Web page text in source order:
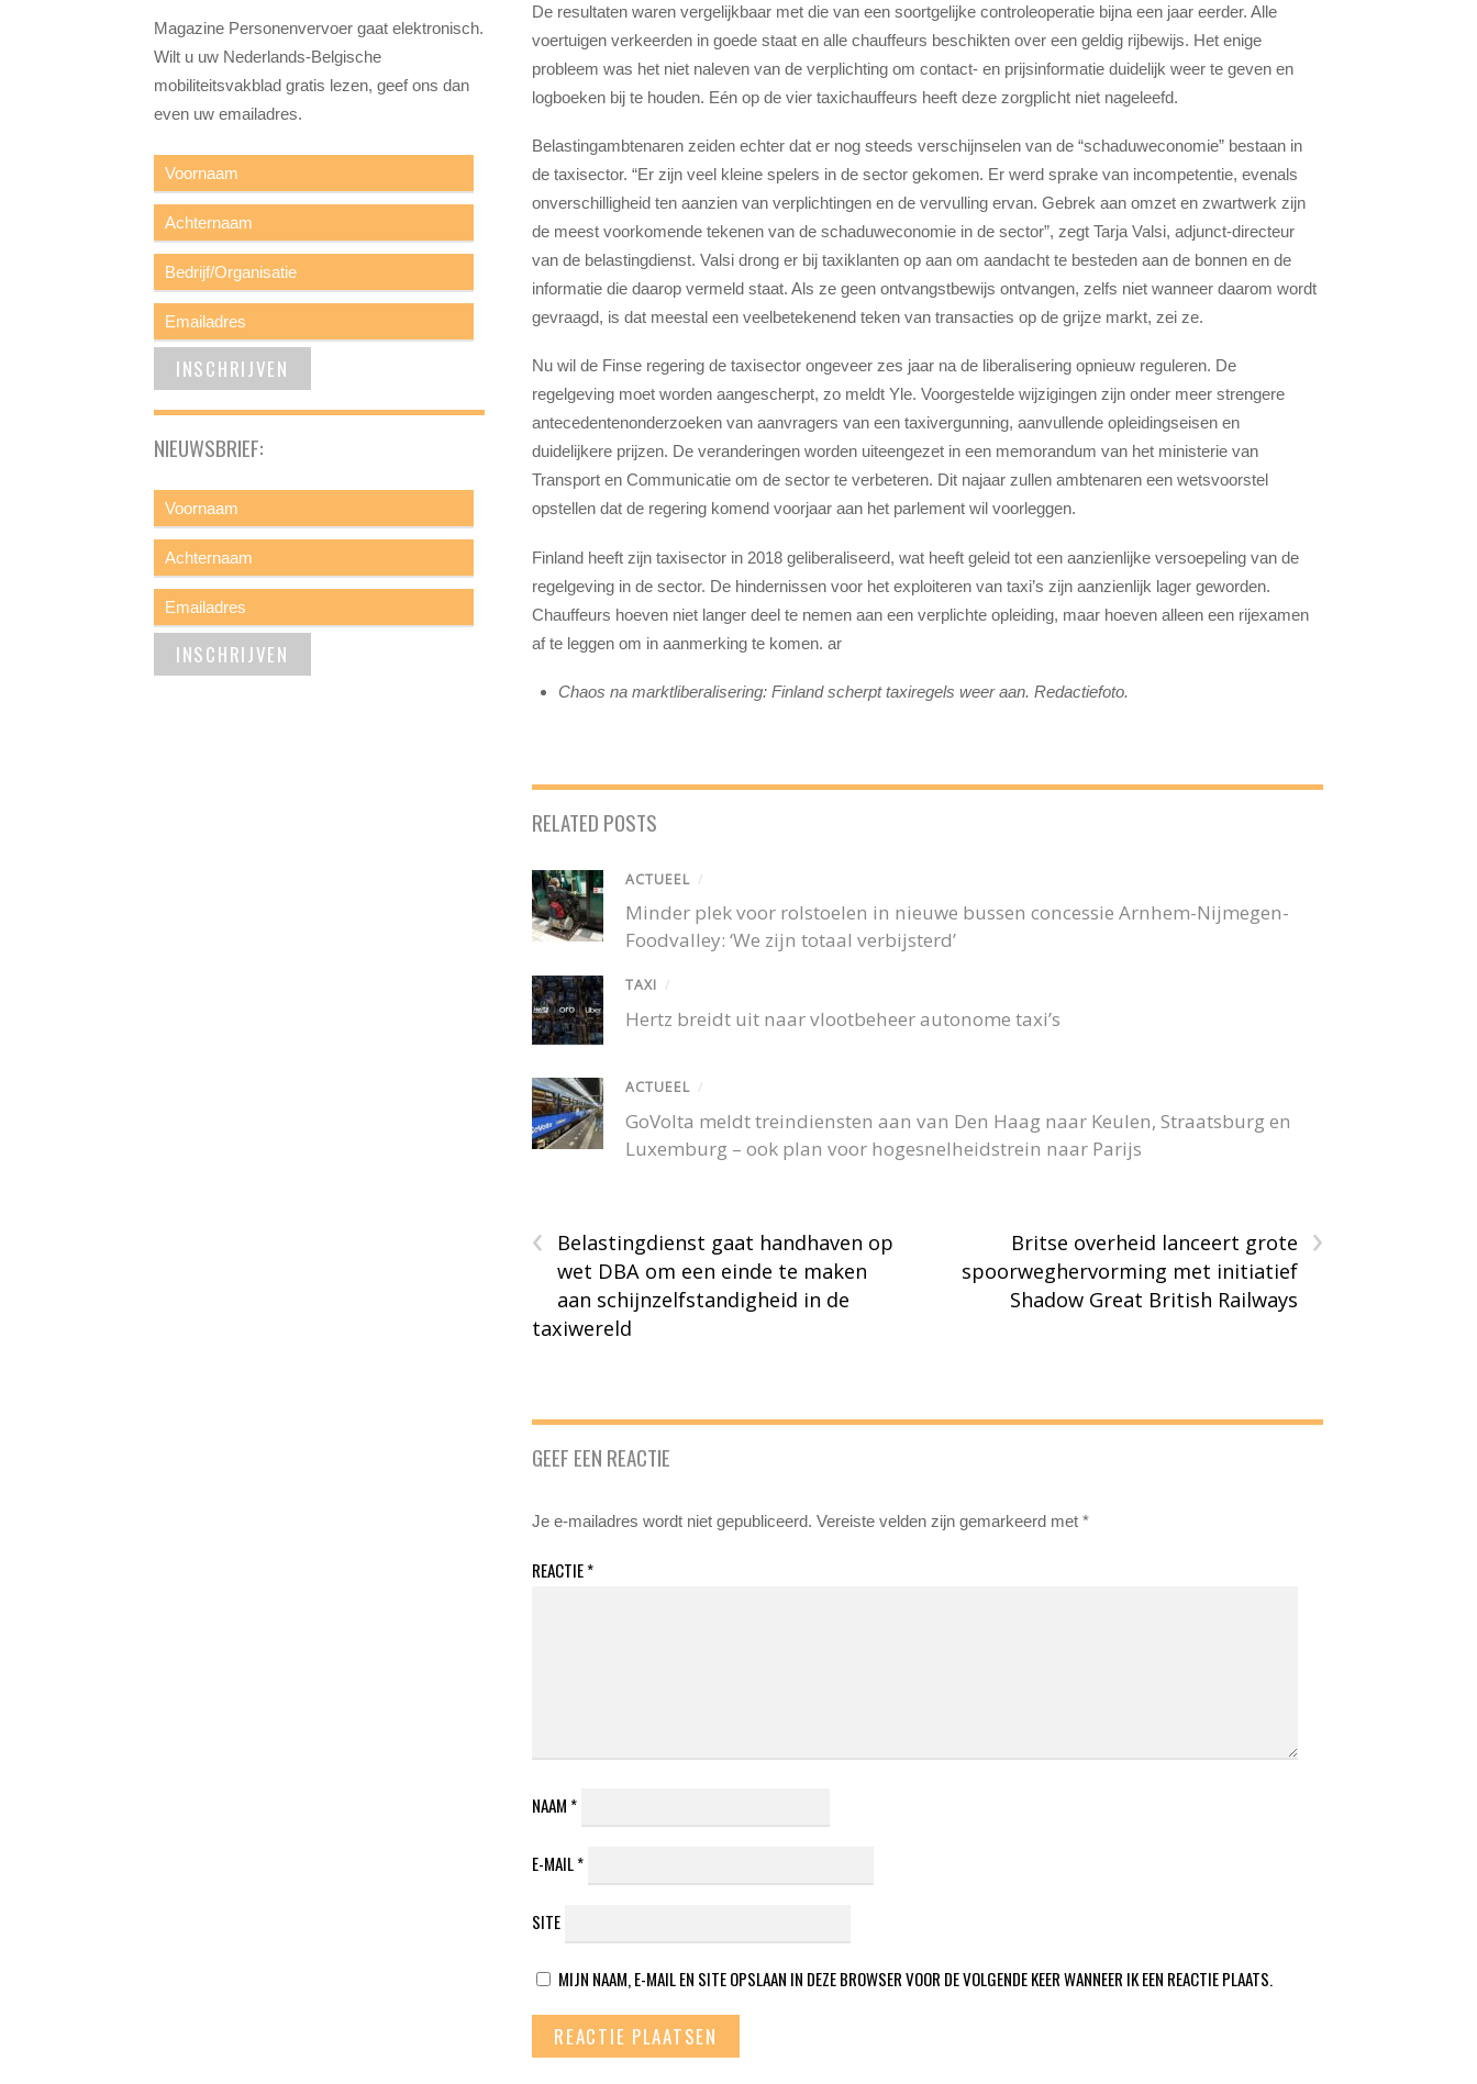
De resultaten waren vergelijkbaar met die van een soortgelijke controleoperatie bijna een jaar eerder. Alle
voertuigen verkeerden in goede staat en alle chauffeurs beschikten over een geldig rijbewijs. Het enige
probleem was het niet naleven van de verplichting om contact- en prijsinformatie duidelijk weer te geven en
logboeken bij te houden. Eén op de vier taxichauffeurs heeft deze zorgplicht niet nageleefd.
Belastingambtenaren zeiden echter dat er nog steeds verschijnselen van de “schaduweconomie” bestaan in
de taxisector. “Er zijn veel kleine spelers in de sector gekomen. Er werd sprake van incompetentie, evenals
onverschilligheid ten aanzien van verplichtingen en de vervulling ervan. Gebrek aan omzet en zwartwerk zijn
de meest voorkomende tekenen van de schaduweconomie in de sector”, zegt Tarja Valsi, adjunct-directeur
van de belastingdienst. Valsi drong er bij taxiklanten op aan om aandacht te besteden aan de bonnen en de
informatie die daarop vermeld staat. Als ze geen ontvangstbewijs ontvangen, zelfs niet wanneer daarom wordt
gevraagd, is dat meestal een veelbetekenend teken van transacties op de grijze markt, zei ze.
Nu wil de Finse regering de taxisector ongeveer zes jaar na de liberalisering opnieuw reguleren. De
regelgeving moet worden aangescherpt, zo meldt Yle. Voorgestelde wijzigingen zijn onder meer strengere
antecedentenonderzoeken van aanvragers van een taxivergunning, aanvullende opleidingseisen en
duidelijkere prijzen. De veranderingen worden uiteengezet in een memorandum van het ministerie van
Transport en Communicatie om de sector te verbeteren. Dit najaar zullen ambtenaren een wetsvoorstel
opstellen dat de regering komend voorjaar aan het parlement wil voorleggen.
Finland heeft zijn taxisector in 2018 geliberaliseerd, wat heeft geleid tot een aanzienlijke versoepeling van de
regelgeving in de sector. De hindernissen voor het exploiteren van taxi’s zijn aanzienlijk lager geworden.
Chauffeurs hoeven niet langer deel te nemen aan een verplichte opleiding, maar hoeven alleen een rijexamen
af te leggen om in aanmerking te komen. ar
Chaos na marktliberalisering: Finland scherpt taxiregels weer aan. Redactiefoto.
RELATED POSTS
ACTUEEL /
Minder plek voor rolstoelen in nieuwe bussen concessie Arnhem-Nijmegen-
Foodvalley: ‘We zijn totaal verbijsterd’
TAXI /
Hertz breidt uit naar vlootbeheer autonome taxi’s
ACTUEEL /
GoVolta meldt treindiensten aan van Den Haag naar Keulen, Straatsburg en
Luxemburg – ook plan voor hogesnelheidstrein naar Parijs
‹
Belastingdienst gaat handhaven op
wet DBA om een einde te maken
aan schijnzelfstandigheid in de
taxiwereld
›
Britse overheid lanceert grote
spoorweghervorming met initiatief
Shadow Great British Railways
GEEF EEN REACTIE
Je e-mailadres wordt niet gepubliceerd. Vereiste velden zijn gemarkeerd met*
REACTIE*
NAAM *
E-MAIL*
SITE
MIJN NAAM, E-MAIL EN SITE OPSLAAN IN DEZE BROWSER VOOR DE VOLGENDE KEER WANNEER IK EEN REACTIE PLAATS.
Magazine Personenvervoer gaat elektronisch.
Wilt u uw Nederlands-Belgische
mobiliteitsvakblad gratis lezen, geef ons dan
even uw emailadres.
NIEUWSBRIEF: